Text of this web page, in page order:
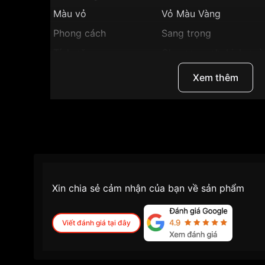
Màu vỏ
Vỏ Màu Vàng
Phong cách
Sang trọng
Mặt nâu
Xem thêm
Xin chia sẻ cảm nhận của bạn về sản phẩm
Viết đánh giá tại đây